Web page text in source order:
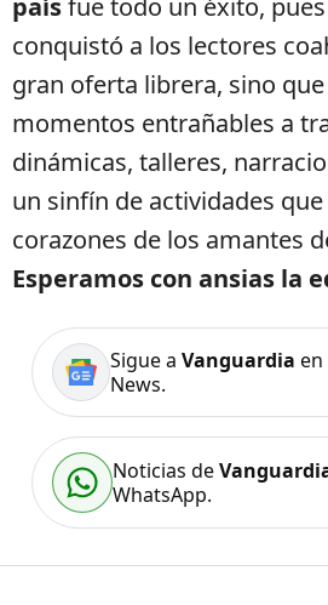
conquistó a los lectores
gran oferta librera, sino
momentos entrañables a
dinámicas, talleres,
un sinfín de actividades
corazones de los amantes
Esperamos con ansias la
Sigue a Vanguardia en
News.
Noticias de
WhatsApp.